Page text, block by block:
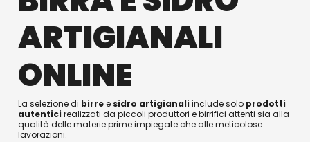
ARTIGIANALI
ONLINE
La selezione di birree sidro artigianali include solo prodotti
autenticirealizzati da piccoli produttori e birrifici attenti sia alla
qualità delle materie prime impiegate che alle meticolose
lavorazioni.